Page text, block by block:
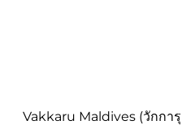
Vakkaru Maldives (วักกา